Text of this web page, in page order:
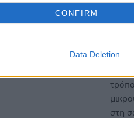
CONFIRM
Data Deletion
στη